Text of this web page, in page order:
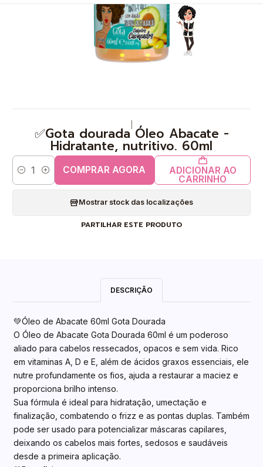
✅Gota dourada Óleo Abacate -
Hidratante, nutritivo. 60ml
Quantidade ADICIONAR AO
CARRINHO
COMPRAR AGORA
Mostrar stock das localizações
PARTILHAR ESTE PRODUTO
DESCRIÇÃO
💚Óleo de Abacate 60ml Gota Dourada
O Óleo de Abacate Gota Dourada 60ml é um poderoso
aliado para cabelos ressecados, opacos e sem vida. Rico
em vitaminas A, D e E, além de ácidos graxos essenciais, ele
nutre profundamente os fios, ajuda a restaurar a maciez e
proporciona brilho intenso.
Sua fórmula é ideal para hidratação, umectação e
finalização, combatendo o frizz e as pontas duplas. Também
pode ser usado para potencializar máscaras capilares,
deixando os cabelos mais fortes, sedosos e saudáveis
desde a primeira aplicação.